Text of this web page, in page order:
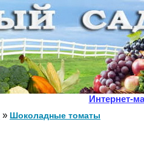
Интернет-
» Шоколадные томаты